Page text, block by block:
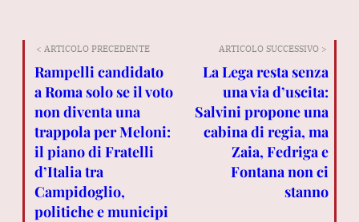
< ARTICOLO PRECEDENTE
Rampelli candidato
a Roma solo se il voto
non diventa una
trappola per Meloni:
il piano di Fratelli
d’Italia tra
Campidoglio,
politiche e municipi
ARTICOLO SUCCESSIVO >
La Lega resta senza
una via d’uscita:
Salvini propone una
cabina di regia, ma
Zaia, Fedriga e
Fontana non ci
stanno